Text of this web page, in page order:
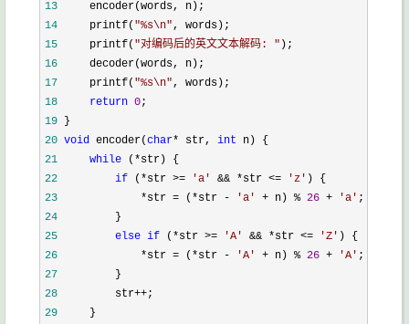
13
14
     printf(
"%s\n"
15
     printf(
"对编码后的英文文本解码: "
16
17
     printf(
"%s\n"
18
return 0
19
20 void encoder(char* str, int
21
while (*
22
if (*str >= 'a ' && *str <= 'z '
23
             *str = (*str -
'a ' + n) % 26 + 'a '
24
25
else if (*str >= 'A ' && *str <= 'Z '
26
             *str = (*str -
'A ' + n) % 26 + 'A '
27
28
         str++
29